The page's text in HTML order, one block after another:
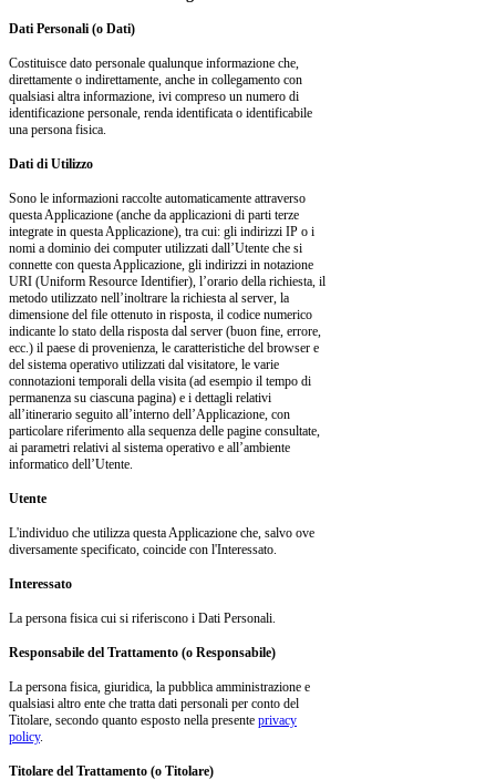
Dati Personali (o Dati)
Costituisce dato personale qualunque informazione che,
direttamente o indirettamente, anche in collegamento con
qualsiasi altra informazione, ivi compreso un numero di
identificazione personale, renda identificata o identificabile
una persona fisica.
Dati di Utilizzo
Sono le informazioni raccolte automaticamente attraverso
questa Applicazione (anche da applicazioni di parti terze
integrate in questa Applicazione), tra cui: gli indirizzi IP o i
nomi a dominio dei computer utilizzati dall’Utente che si
connette con questa Applicazione, gli indirizzi in notazione
URI (Uniform Resource Identifier), l’orario della richiesta, il
metodo utilizzato nell’inoltrare la richiesta al server, la
dimensione del file ottenuto in risposta, il codice numerico
indicante lo stato della risposta dal server (buon fine, errore,
ecc.) il paese di provenienza, le caratteristiche del browser e
del sistema operativo utilizzati dal visitatore, le varie
connotazioni temporali della visita (ad esempio il tempo di
permanenza su ciascuna pagina) e i dettagli relativi
all’itinerario seguito all’interno dell’Applicazione, con
particolare riferimento alla sequenza delle pagine consultate,
ai parametri relativi al sistema operativo e all’ambiente
informatico dell’Utente.
Utente
L'individuo che utilizza questa Applicazione che, salvo ove
diversamente specificato, coincide con l'Interessato.
Interessato
La persona fisica cui si riferiscono i Dati Personali.
Responsabile del Trattamento (o Responsabile)
La persona fisica, giuridica, la pubblica amministrazione e
qualsiasi altro ente che tratta dati personali per conto del
Titolare, secondo quanto esposto nella presente privacy
policy.
Titolare del Trattamento (o Titolare)